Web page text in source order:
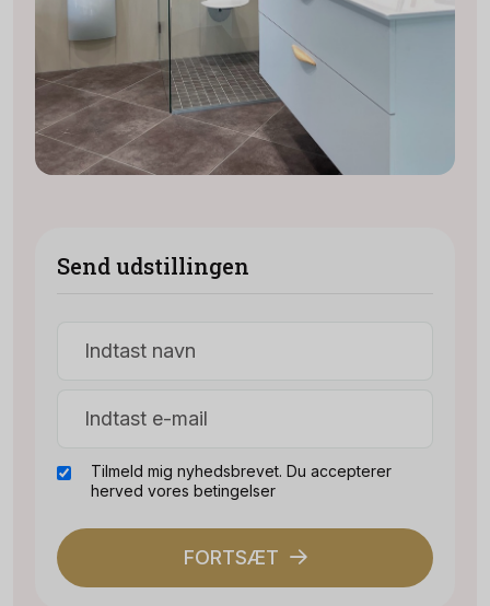
Send udstillingen
Tilmeld mig nyhedsbrevet. Du accepterer
herved vores betingelser
FORTSÆT